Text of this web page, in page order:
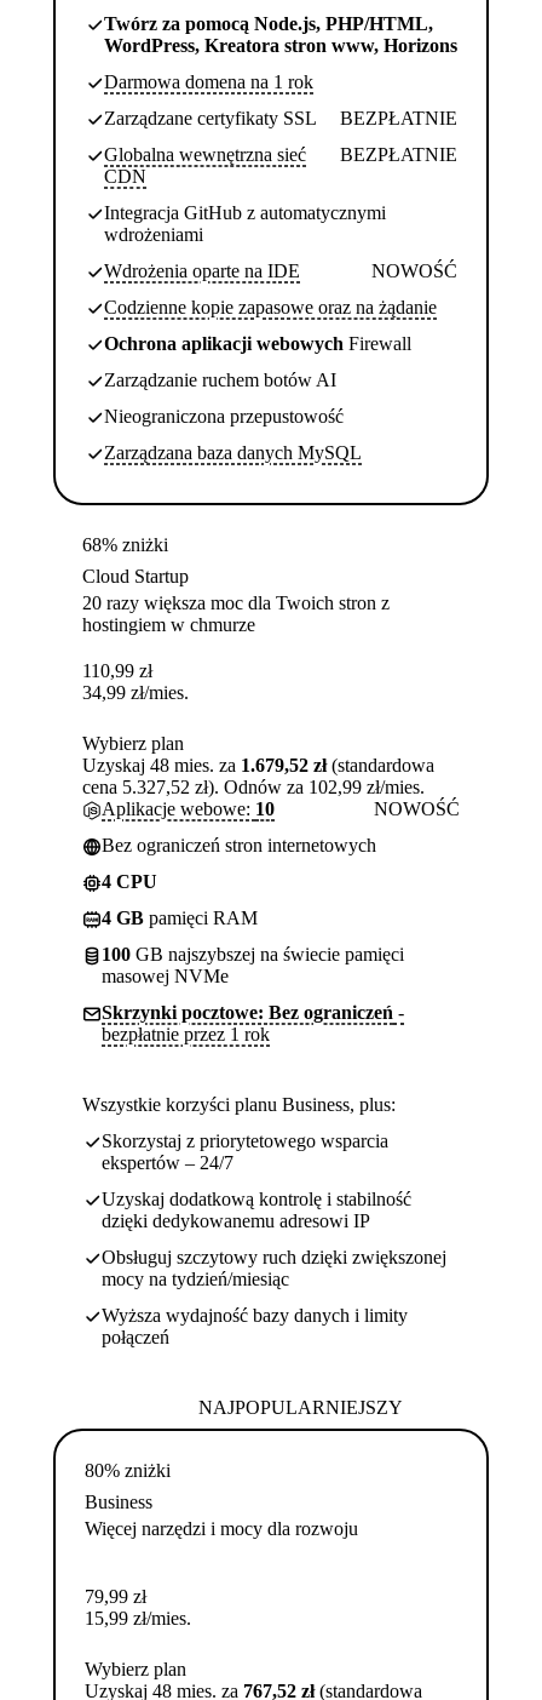
Twórz za pomocą Node.js, PHP/HTML,
WordPress, Kreatora stron www, Horizons
Darmowa domena na 1 rok
Zarządzane certyfikaty SSL
BEZPŁATNIE
Globalna wewnętrzna sieć
CDN
BEZPŁATNIE
Integracja GitHub z automatycznymi
wdrożeniami
Wdrożenia oparte na IDE
NOWOŚĆ
Codzienne kopie zapasowe oraz na żądanie
Ochrona aplikacji webowych Firewall
Zarządzanie ruchem botów AI
Nieograniczona przepustowość
Zarządzana baza danych MySQL
68% zniżki
Cloud Startup
20 razy większa moc dla Twoich stron z
hostingiem w chmurze
110,99 zł
34,99 zł/mies.
Wybierz plan
Uzyskaj 48 mies. za 1.679,52 zł(standardowa
cena 5.327,52 zł). Odnów za 102,99 zł/mies.
Aplikacje webowe: 10
NOWOŚĆ
Bez ograniczeń stron internetowych
4 CPU
4 GB pamięci RAM
100 GB najszybszej na świecie pamięci
masowej NVMe
Skrzynki pocztowe: Bez ograniczeń -
bezpłatnie przez 1 rok
Wszystkie korzyści planu Business, plus:
Skorzystaj z priorytetowego wsparcia
ekspertów – 24/7
Uzyskaj dodatkową kontrolę i stabilność
dzięki dedykowanemu adresowi IP
Obsługuj szczytowy ruch dzięki zwiększonej
mocy na tydzień/miesiąc
Wyższa wydajność bazy danych i limity
połączeń
NAJPOPULARNIEJSZY
80% zniżki
Business
Więcej narzędzi i mocy dla rozwoju
79,99 zł
15,99 zł/mies.
Wybierz plan
Uzyskaj 48 mies. za 767,52 zł(standardowa